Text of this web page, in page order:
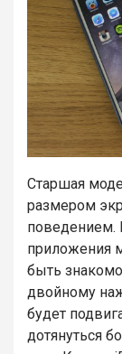
Старшая
размером
поведением.
приложения
быть
двойному
будет
дотянуться